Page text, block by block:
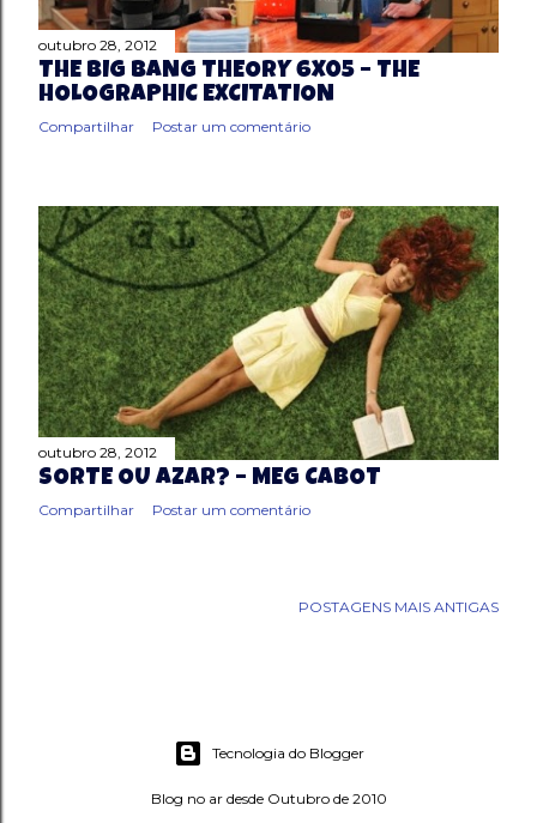
outubro 28, 2012
THE BIG BANG THEORY 6X05 – THE
HOLOGRAPHIC EXCITATION
Compartilhar Postar um comentário
outubro 28, 2012
SORTE OU AZAR? – MEG CABOT
Compartilhar Postar um comentário
POSTAGENS MAIS ANTIGAS
Tecnologia do Blogger
Blog no ar desde Outubro de 2010